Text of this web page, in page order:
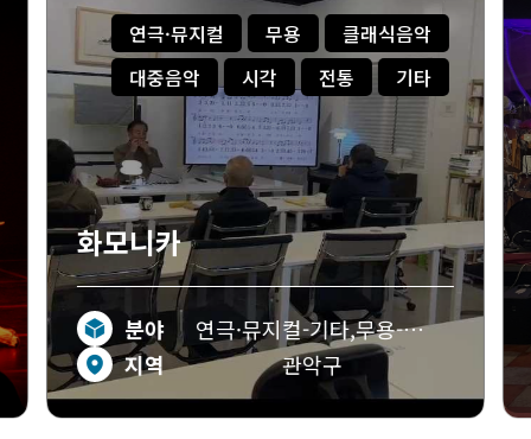
연극·뮤지컬
무용
클래식음악
대중음악
시각
전통
기타
연극·뮤지컬 무용
클래식음악
대중음악
시각 전통 기타
화모니카
분야
연극·뮤지컬-기타,무용-
기타,클래식음악-기타,
대중음악-기타,시각-기타,
전통-기타,기타-기타
지역 관악구